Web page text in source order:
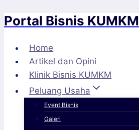
Skip
content
Portal Bisnis KUMKM
Home
Artikel dan Opini
Klinik Bisnis KUMKM
Peluang Usaha
Event Bisnis
Galeri